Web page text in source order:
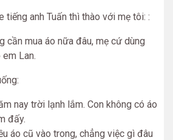
anh Tuấn thì thào với mẹ tôi: :
cần mua áo nữa đâu, mẹ cứ dùng
Lan.
nay trời lạnh lắm. Con không có áo
đấy.
áo cũ vào trong, chẳng việc gì đâu